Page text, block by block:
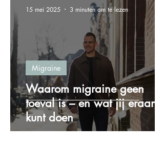
Waarom migraine geen
toeval is – en wat jij eraan
kunt doen
Migraine
15 mei 2025 3 minuten om te lezen